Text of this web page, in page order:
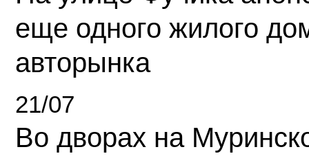
еще одного жилого
авторынка
21/07
Во дворах на